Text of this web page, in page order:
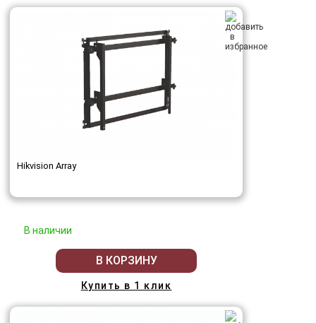
Hikvision Array
В наличии
В КОРЗИНУ
Купить в 1 клик